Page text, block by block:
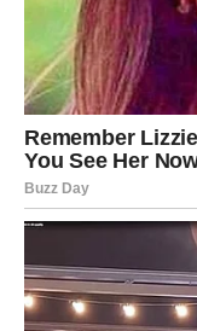
Sreća vas
Tokom cijelog
vašu korist.
Ljudi će biti
donositi korisne
vas prema velikim
Biće ovo period u